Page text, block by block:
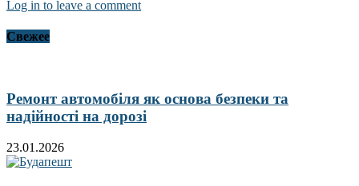
Log in to leave a comment
Свежее
Ремонт автомобіля як основа безпеки та
надійності на дорозі
23.01.2026